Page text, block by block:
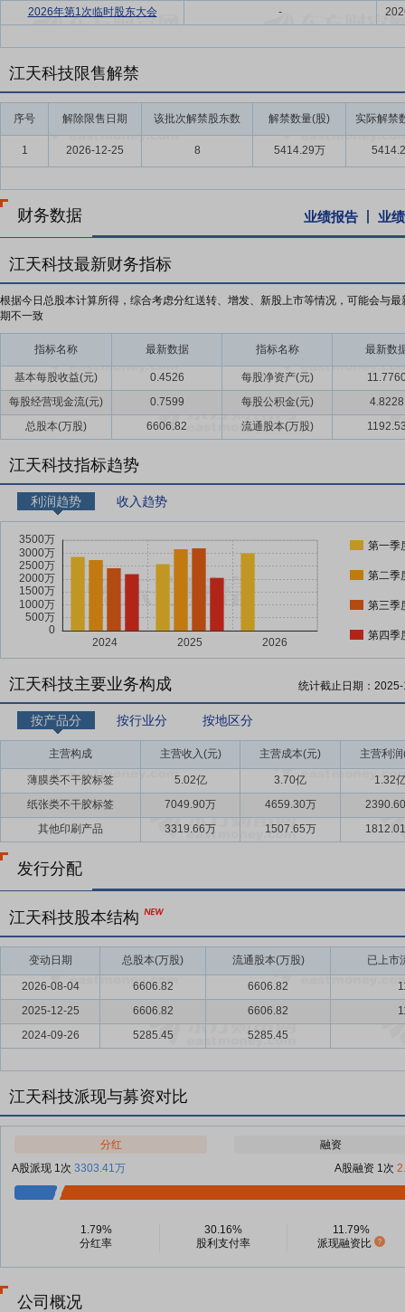
2026年第1次临时股东大会
-
江天科技限售解禁
序号 解除限售日期 该批次解禁股东数 解禁数量(股) 实际解禁
1 2026-12-25 8 5414.29万
财务数据 业绩报告 业
江天科技最新财务指标
根据今日总股本计算所得，综合考虑分红送转、增发、新股上市等情况，可能会与最
期不一致
指标名称 最新数据 指标名称 最新数
基本每股收益(元) 0.4526 每股净资产(元)
每股经营现金流(元)
0.7599 每股公积金(元)
4.8228
总股本(万股)
6606.82 流通股本(万股)
江天科技指标趋势
利润趋势 收入趋势
第一季
第二季
第三季
第四季
江天科技主要业务构成 统计截止日期：
按产品分 按行业分 按地区分
主营构成 主营收入(元) 主营成本(元) 主营利
薄膜类不干胶标签 5.02亿 3.70亿
1.32
纸张类不干胶标签
7049.90万 4659.30万
其他印刷产品
3319.66万 1507.65万
发行分配
江天科技股本结构
变动日期 总股本(万股) 流通股本(万股) 已上市
2026-08-04 6606.82 6606.82
2025-12-25
6606.82 6606.82
2024-09-26
5285.45 5285.45
江天科技派现与募资对比
分红
融资
A股派现 1次 3303.41万 A股融资 1次
1.79%
分红率
30.16%
股利支付率
11.79%
派现融资比
公司概况